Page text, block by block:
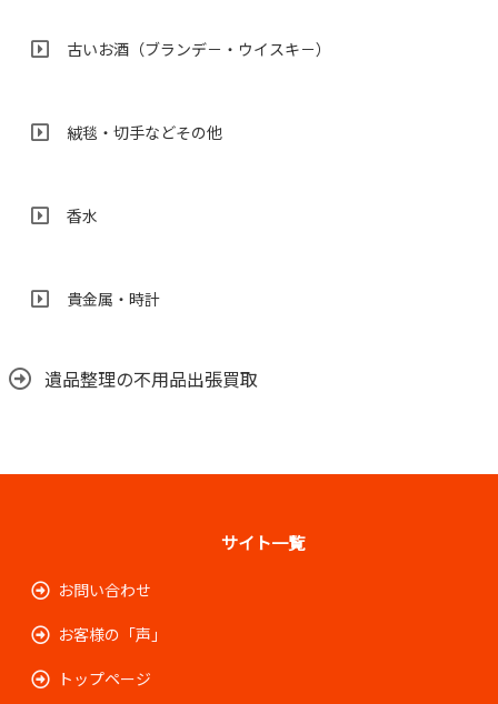
古いお酒（ブランデ－・ウイスキ－）
絨毯・切手などその他
香水
貴金属・時計
遺品整理の不用品出張買取
サイト一覧
お問い合わせ
お客様の「声」
トップページ